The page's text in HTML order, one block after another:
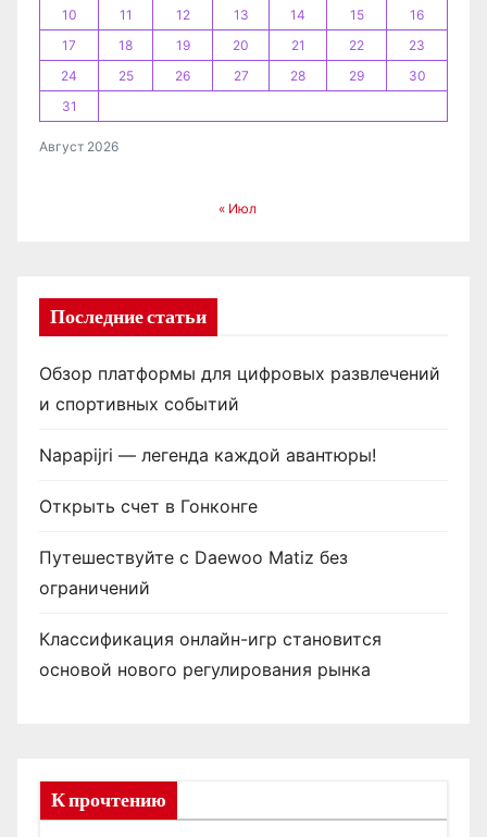
Август 2026
10 11 12 13 14 15
16
17
18 19 20 21 22
23
24
25 26 27 28 29
30
31
« Июл
Последние статьи
Обзор платформы для цифровых развлечений
и спортивных событий
Napapijri — легенда каждой авантюры!
Открыть счет в Гонконге
Путешествуйте с Daewoo Matiz без
ограничений
Классификация онлайн-игр становится
основой нового регулирования рынка
К прочтению